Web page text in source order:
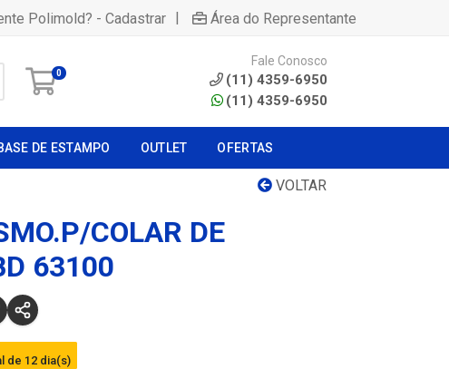
Polimold? - Cadastrar | Área do Representante
0
Fale Conosco
(11) 4359-6950
(11) 4359-6950
DE ESTAMPO OUTLET OFERTAS
VOLTAR
COLAR DE
63100
de 12 dia(s)